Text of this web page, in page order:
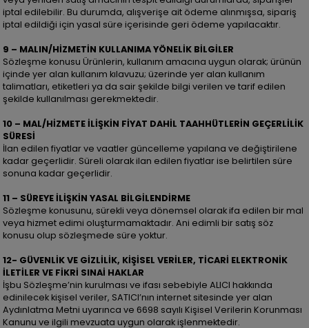
iptal edilebilir. Bu durumda, alışverişe ait ödeme alınmışsa, sipariş
iptal edildiği için yasal süre içerisinde geri ödeme yapılacaktır.
9 – MALIN/HİZMETİN KULLANIMA YÖNELİK BİLGİLER
Sözleşme konusu Ürünlerin, kullanım amacına uygun olarak; ürünün
içinde yer alan kullanım kılavuzu; üzerinde yer alan kullanım
talimatları, etiketleri ya da sair şekilde bilgi verilen ve tarif edilen
şekilde kullanılması gerekmektedir.
10 – MAL/HİZMETE İLİŞKİN FİYAT DAHİL TAAHHÜTLERİN GEÇERLİLİK
SÜRESİ
İlan edilen fiyatlar ve vaatler güncelleme yapılana ve değiştirilene
kadar geçerlidir. Süreli olarak ilan edilen fiyatlar ise belirtilen süre
sonuna kadar geçerlidir.
11 – SÜREYE İLİŞKİN YASAL BİLGİLENDİRME
Sözleşme konusunu, sürekli veya dönemsel olarak ifa edilen bir mal
veya hizmet edimi oluşturmamaktadır. Ani edimli bir satış söz
konusu olup sözleşmede süre yoktur.
12- GÜVENLİK VE GİZLİLİK, KİŞİSEL VERİLER, TİCARİ ELEKTRONİK
İLETİLER VE FİKRİ SINAİ HAKLAR
İşbu Sözleşme’nin kurulması ve ifası sebebiyle ALICI hakkında
edinilecek kişisel veriler, SATICI’nın internet sitesinde yer alan
Aydınlatma Metni uyarınca ve 6698 sayılı Kişisel Verilerin Korunması
Kanunu ve ilgili mevzuata uygun olarak işlenmektedir.